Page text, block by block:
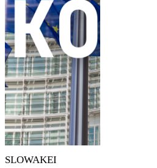
SLOWAKEI